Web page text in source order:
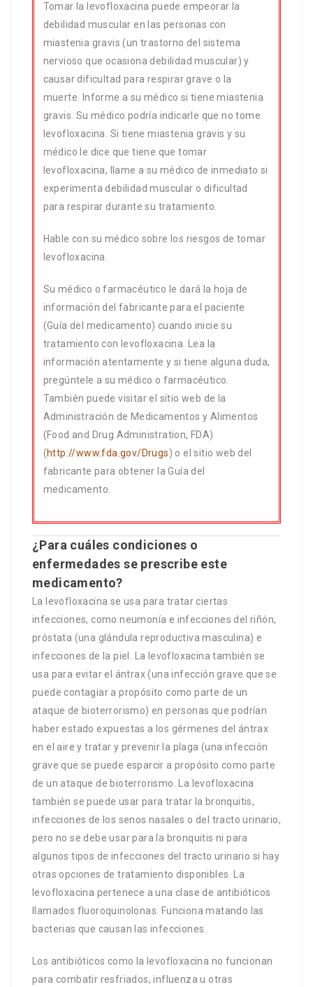
Tomar la levofloxacina puede empeorar la
debilidad muscular en las personas con
miastenia gravis (un trastorno del sistema
nervioso que ocasiona debilidad muscular) y
causar dificultad para respirar grave o la
muerte. Informe a su médico si tiene miastenia
gravis. Su médico podría indicarle que no tome
levofloxacina. Si tiene miastenia gravis y su
médico le dice que tiene que tomar
levofloxacina, llame a su médico de inmediato si
experimenta debilidad muscular o dificultad
para respirar durante su tratamiento.
Hable con su médico sobre los riesgos de tomar
levofloxacina.
Su médico o farmacéutico le dará la hoja de
información del fabricante para el paciente
(Guía del medicamento) cuando inicie su
tratamiento con levofloxacina. Lea la
información atentamente y si tiene alguna duda,
pregúntele a su médico o farmacéutico.
También puede visitar el sitio web de la
Administración de Medicamentos y Alimentos
(Food and Drug Administration, FDA)
(http://www.fda.gov/Drugs) o el sitio web del
fabricante para obtener la Guía del
medicamento.
¿Para cuáles condiciones o
enfermedades se prescribe este
medicamento?
La levofloxacina se usa para tratar ciertas
infecciones, como neumonía e infecciones del riñón,
próstata (una glándula reproductiva masculina) e
infecciones de la piel. La levofloxacina también se
usa para evitar el ántrax (una infección grave que se
puede contagiar a propósito como parte de un
ataque de bioterrorismo) en personas que podrían
haber estado expuestas a los gérmenes del ántrax
en el aire y tratar y prevenir la plaga (una infección
grave que se puede esparcir a propósito como parte
de un ataque de bioterrorismo. La levofloxacina
también se puede usar para tratar la bronquitis,
infecciones de los senos nasales o del tracto urinario,
pero no se debe usar para la bronquitis ni para
algunos tipos de infecciones del tracto urinario si hay
otras opciones de tratamiento disponibles. La
levofloxacina pertenece a una clase de antibióticos
llamados fluoroquinolonas. Funciona matando las
bacterias que causan las infecciones.
Los antibióticos como la levofloxacina no funcionan
para combatir resfriados, influenza u otras